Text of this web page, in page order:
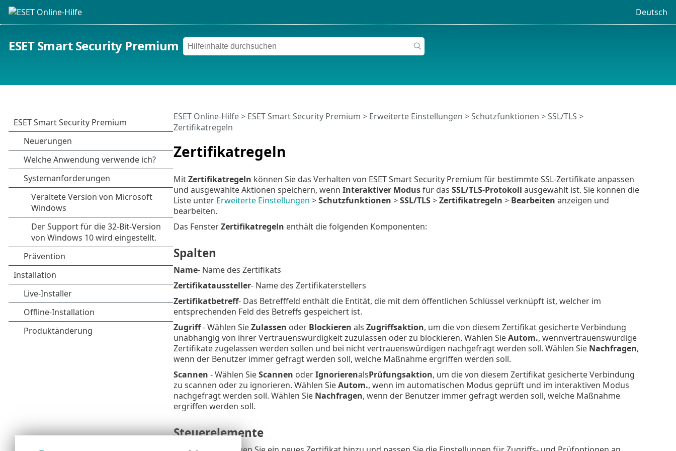
Deutsch
ESET Smart Security Premium
Zertifikatregeln
ESET Online-Hilfe> ESET Smart Security Premium > Erweiterte Einstellungen >Schutzfunktionen >SSL/TLS >
Zertifikatregeln
MitZertifikatregeln können Sie das Verhalten von ESET Smart Security Premium für bestimmte SSL-Zertifikate anpassen
und ausgewählte Aktionen speichern, wenn Interaktiver Modusfür das SSL/TLS-Protokoll ausgewählt ist. Sie können die
Liste unter Erweiterte Einstellungen >Schutzfunktionen >SSL/TLS>Zertifikatregeln > Bearbeiten anzeigen und
bearbeiten.
Das FensterZertifikatregeln enthält die folgenden Komponenten:
Spalten
Name- Name des Zertifikats
Zertifikataussteller- Name des Zertifikaterstellers
Zertifikatbetreff- Das Betrefffeld enthält die Entität, die mit dem öffentlichen Schlüssel verknüpft ist, welcher im
entsprechenden Feld des Betreffs gespeichert ist.
Zugriff- Wählen SieZulassen oder Blockieren als Zugriffsaktion, um die von diesem Zertifikat gesicherte Verbindung
unabhängig von ihrer Vertrauenswürdigkeit zuzulassen oder zu blockieren. Wählen SieAutom., wennvertrauenswürdige
Zertifikate zugelassen werden sollen und bei nicht vertrauenswürdigen nachgefragt werden soll. Wählen Sie Nachfragen,
wenn der Benutzer immer gefragt werden soll, welche Maßnahme ergriffen werden soll.
Scannen - Wählen SieScannen oderIgnorierenalsPrüfungsaktion, um die von diesem Zertifikat gesicherte Verbindung
zu scannen oder zu ignorieren. Wählen SieAutom., wenn im automatischen Modus geprüft und im interaktiven Modus
nachgefragt werden soll. Wählen Sie Nachfragen, wenn der Benutzer immer gefragt werden soll, welche Maßnahme
ergriffen werden soll.
Steuerelemente